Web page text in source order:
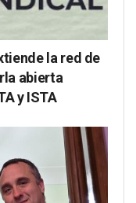
la red de
abierta
y ISTA